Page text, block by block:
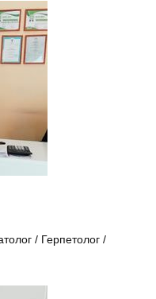
/ Герпетолог /